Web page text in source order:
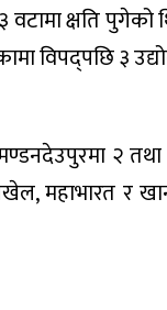
क्षति पुगेको
विपद्पछि ३
२
महाभारत र